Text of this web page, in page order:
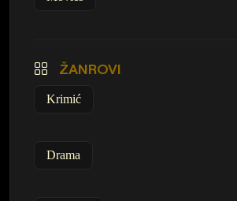
ŽANROVI
Krimić
Drama